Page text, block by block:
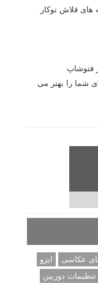
های فلاش توکار
شما را بهتر می
های عکاسی
ایزو
تنظیمات دوربین